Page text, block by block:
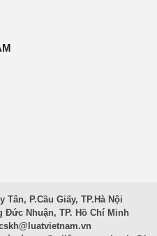
Tân, P.Cầu Giấy, TP.Hà Nội
Đức Nhuận, TP. Hồ Chí Minh